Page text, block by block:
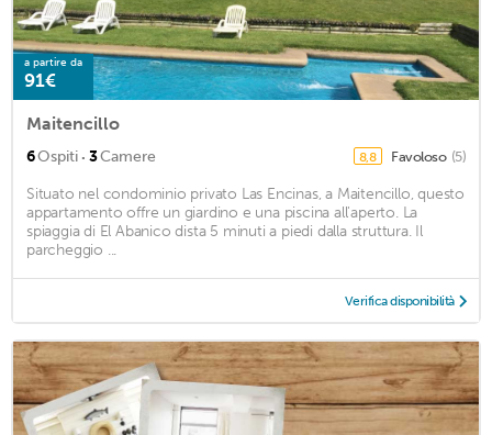
a partire da
91€
Maitencillo
6Ospiti · 3Camere 8,8 Favoloso (5)
Situato nel condominio privato Las Encinas, a Maitencillo, questo
appartamento offre un giardino e una piscina all'aperto. La
spiaggia di El Abanico dista 5 minuti a piedi dalla struttura. Il
parcheggio ...
Verifica disponibilità